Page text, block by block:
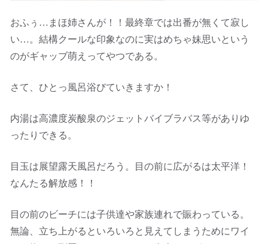
おふぅ…まほ姉さんが！！最終章では出番が無くて寂し
い…。結構クールな印象なのに実はめちゃ妹思いという
のがギャッブ萌えってやつである。
さて、ひとっ風呂浴びていきますか！
内湯は高濃度炭酸泉のジェットバイブラバス等がありゆ
ったりできる。
目玉は展望露天風呂だろう。目の前に広がるは太平洋！
なんたる解放感！！
目の前のビーチには子供達や家族連れで賑わっている。
無論、立ち上がるといろいろと見えてしまうためにワイ